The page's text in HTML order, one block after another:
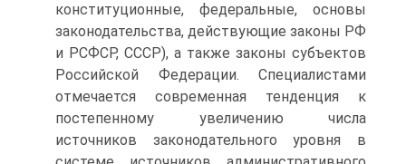
конституционные, федеральные, основы
законодательства, действующие законы РФ
и РСФСР, СССР), а также законы субъектов
Российской Федерации. Специалистами
отмечается современная тенденция к
постепенному увеличению числа
источников законодательного уровня в